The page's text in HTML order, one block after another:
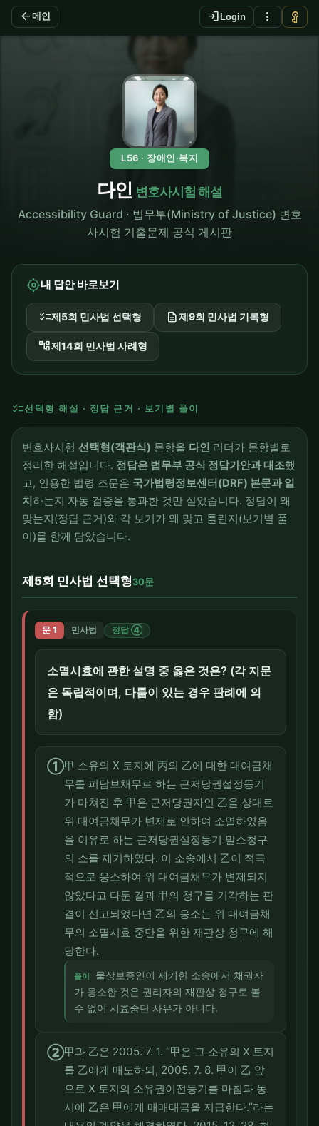
arrow_back 메인 login Login more_vert vpn_key
L56 · 장애인·복지
다인 변호사시험 해설
Accessibility Guard · 법무부(Ministry of Justice) 변호
사시험 기출문제 공식 게시판
my_location내 답안 바로보기
checklist제5회 민사법 선택형 description제9회 민사법 기록형
account_tree제14회 민사법 사례형
checklist선택형 해설 · 정답 근거 · 보기별 풀이
변호사시험 선택형(객관식) 문항을 다인 리더가 문항별로
정리한 해설입니다. 정답은 법무부 공식 정답가안과 대조했
고, 인용한 법령 조문은 국가법령정보센터(DRF) 본문과 일
치하는지 자동 검증을 통과한 것만 실었습니다. 정답이 왜
맞는지(정답 근거)와 각 보기가 왜 맞고 틀린지(보기별 풀
이)를 함께 담았습니다.
제5회 민사법 선택형30문
문 1 민사법 정답 ④
소멸시효에 관한 설명 중 옳은 것은? (각 지문
은 독립적이며, 다툼이 있는 경우 판례에 의
함)
①甲 소유의 X 토지에 丙의 乙에 대한 대여금채
무를 피담보채무로 하는 근저당권설정등기
가 마쳐진 후 甲은 근저당권자인 乙을 상대로
위 대여금채무가 변제로 인하여 소멸하였음
을 이유로 하는 근저당권설정등기 말소청구
의 소를 제기하였다. 이 소송에서 乙이 적극
적으로 응소하여 위 대여금채무가 변제되지
않았다고 다툰 결과 甲의 청구를 기각하는 판
결이 선고되었다면 乙의 응소는 위 대여금채
무의 소멸시효 중단을 위한 재판상 청구에 해
당한다.
풀이
물상보증인이 제기한 소송에서 채권자
가 응소한 것은 권리자의 재판상 청구로 볼
수 없어 시효중단 사유가 아니다.
②甲과 乙은 2005. 7. 1. “甲은 그 소유의 X 토지
를 乙에게 매도하되, 2005. 7. 8. 甲이 乙 앞
으로 X 토지의 소유권이전등기를 마침과 동
시에 乙은 甲에게 매매대금을 지급한다.”라는